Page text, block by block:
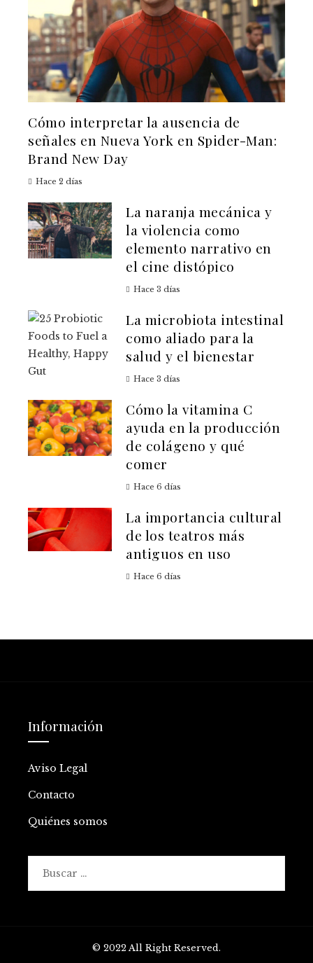
Cómo interpretar la ausencia de
señales en Nueva York en Spider-Man:
Brand New Day
Hace 2 días
La naranja mecánica y
la violencia como
elemento narrativo en
el cine distópico
Hace 3 días
La microbiota intestinal
como aliado para la
salud y el bienestar
Hace 3 días
Cómo la vitamina C
ayuda en la producción
de colágeno y qué
comer
Hace 6 días
La importancia cultural
de los teatros más
antiguos en uso
Hace 6 días
Información
Aviso Legal
Contacto
Quiénes somos
© 2022 All Right Reserved.